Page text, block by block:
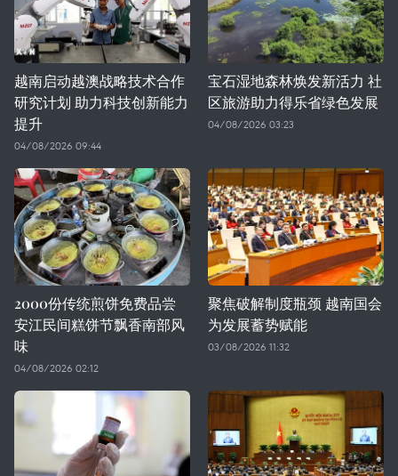
越南启动越澳战略技术合作
研究计划 助力科技创新能力
提升
04/08/2026 09:44
宝石湿地森林焕发新活力 社
区旅游助力得乐省绿色发展
04/08/2026 03:23
2000份传统煎饼免费品尝
安江民间糕饼节飘香南部风
味
04/08/2026 02:12
聚焦破解制度瓶颈 越南国会
为发展蓄势赋能
03/08/2026 11:32